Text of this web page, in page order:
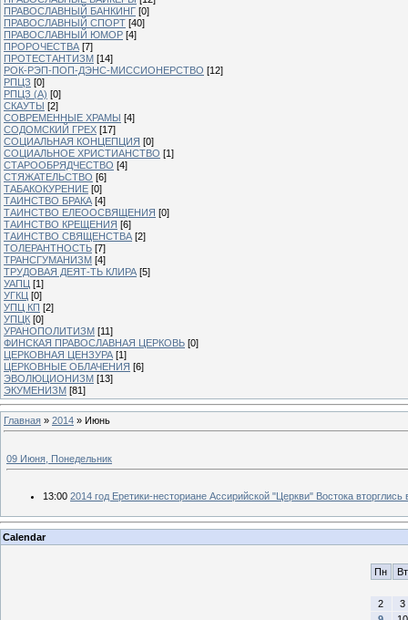
ПРАВОСЛАВНЫЙ БАНКИНГ [0]
ПРАВОСЛАВНЫЙ СПОРТ [40]
ПРАВОСЛАВНЫЙ ЮМОР [4]
ПРОРОЧЕСТВА [7]
ПРОТЕСТАНТИЗМ [14]
РОК-РЭП-ПОП-ДЭНС-МИССИОНЕРСТВО [12]
РПЦЗ [0]
РПЦЗ (А) [0]
СКАУТЫ [2]
СОВРЕМЕННЫЕ ХРАМЫ [4]
СОДОМСКИЙ ГРЕХ [17]
СОЦИАЛЬНАЯ КОНЦЕПЦИЯ [0]
СОЦИАЛЬНОЕ ХРИСТИАНСТВО [1]
СТАРООБРЯДЧЕСТВО [4]
СТЯЖАТЕЛЬСТВО [6]
ТАБАКОКУРЕНИЕ [0]
ТАИНСТВО БРАКА [4]
ТАИНСТВО ЕЛЕООСВЯЩЕНИЯ [0]
ТАИНСТВО КРЕЩЕНИЯ [6]
ТАИНСТВО СВЯЩЕНСТВА [2]
ТОЛЕРАНТНОСТЬ [7]
ТРАНСГУМАНИЗМ [4]
ТРУДОВАЯ ДЕЯТ-ТЬ КЛИРА [5]
УАПЦ [1]
УГКЦ [0]
УПЦ КП [2]
УПЦК [0]
УРАНОПОЛИТИЗМ [11]
ФИНСКАЯ ПРАВОСЛАВНАЯ ЦЕРКОВЬ [0]
ЦЕРКОВНАЯ ЦЕНЗУРА [1]
ЦЕРКОВНЫЕ ОБЛАЧЕНИЯ [6]
ЭВОЛЮЦИОНИЗМ [13]
ЭКУМЕНИЗМ [81]
Главная » 2014 » Июнь
09 Июня, Понедельник
13:00 2014 год Еретики-несториане Ассирийской "Церкви" Востока
Calendar
Пн Вт
2
3